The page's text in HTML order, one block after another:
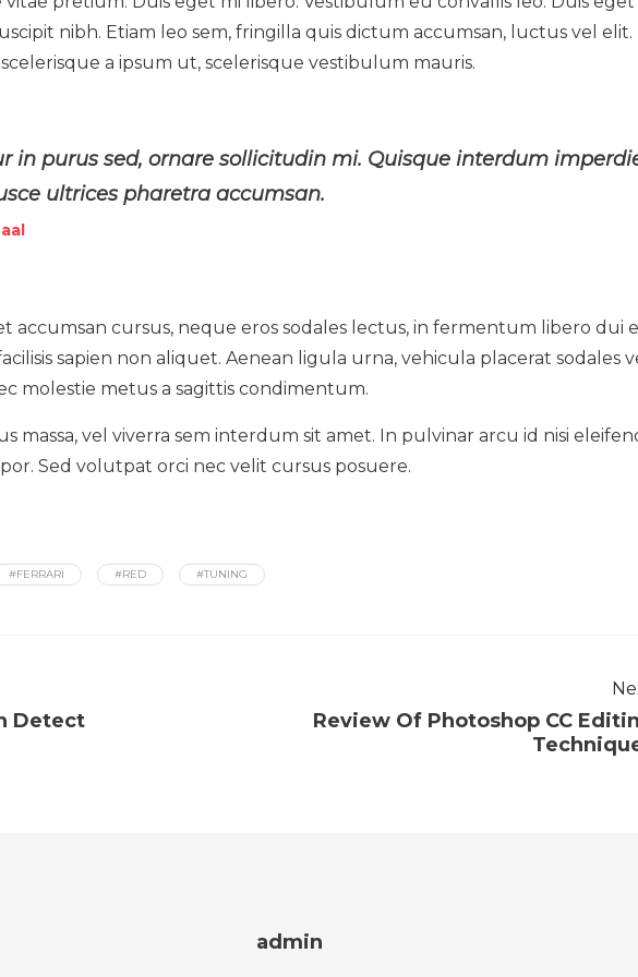
nibh. Etiam leo sem, fringilla quis dictum accumsan, luctus vel elit.
a ipsum ut, scelerisque vestibulum mauris.
in purus sed, ornare sollicitudin mi. Quisque interdum
ultrices pharetra accumsan.
accumsan cursus, neque eros sodales lectus, in fermentum libero dui
sapien non aliquet. Aenean ligula urna, vehicula placerat sodales
molestie metus a sagittis condimentum.
massa, vel viverra sem interdum sit amet. In pulvinar arcu id nisi
Sed volutpat orci nec velit cursus posuere.
#FERRARI #RED #TUNING
Detect
Review Of Photoshop CC
admin